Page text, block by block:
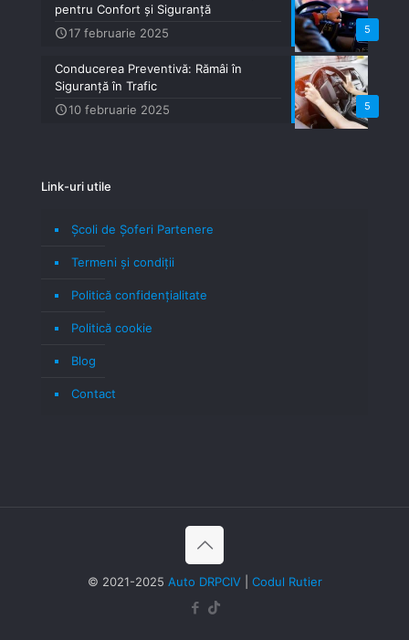
5
pentru Confort și Siguranță
17 februarie 2025
5
Conducerea Preventivă: Rămâi în
Siguranță în Trafic
10 februarie 2025
Link-uri utile
Școli de Șoferi Partenere
Termeni şi condiţii
Politică confidenţialitate
Politică cookie
Blog
Contact
© 2021-2025 Auto DRPCIV| Codul Rutier